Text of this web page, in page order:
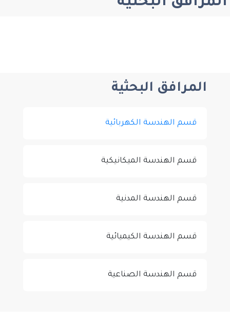
المرافق البحثية
قسم الهندسة الكهربائية
قسم الهندسة الميكانيكية
قسم الهندسة المدنية
قسم الهندسة الكيميائية
قسم الهندسة الصناعية